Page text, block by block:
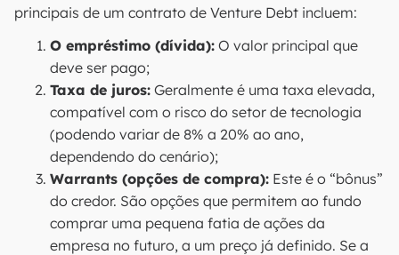
principais de um contrato de Venture Debt incluem:
O empréstimo (dívida): O valor principal que
deve ser pago;
Taxa de juros: Geralmente é uma taxa elevada,
compatível com o risco do setor de tecnologia
(podendo variar de 8% a 20% ao ano,
dependendo do cenário);
Warrants (opções de compra): Este é o “bônus”
do credor. São opções que permitem ao fundo
comprar uma pequena fatia de ações da
empresa no futuro, a um preço já definido. Se a